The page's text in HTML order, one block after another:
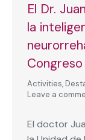
El Dr.
la
Congreso
Activities,
Leave a
El doctor